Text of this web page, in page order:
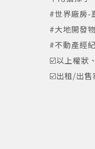
#世界廠房-
#大地開發
#不動產經
☑️以上權狀
☑️出租/出售